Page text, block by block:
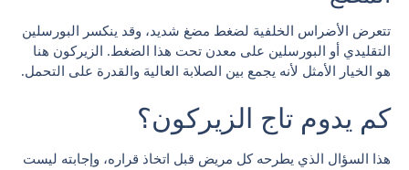
تتعرض الأضراس الخلفية لضغط مضغ شديد، وقد ينكسر البورسلين
التقليدي أو البورسلين على معدن تحت هذا الضغط. الزيركون هنا
هو الخيار الأمثل لأنه يجمع بين الصلابة العالية والقدرة على التحمل.
كم يدوم تاج الزيركون؟
هذا السؤال الذي يطرحه كل مريض قبل اتخاذ قراره، وإجابته ليست